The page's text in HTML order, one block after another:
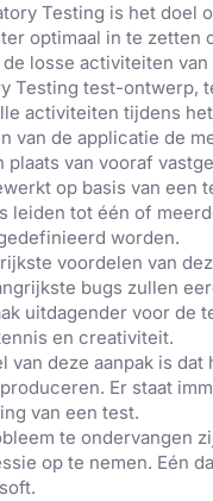
Testing is het doel
optimaal in te zetten
de losse activiteiten
Testing test-ontwerp,
activiteiten tijdens
van de applicatie de
plaats van vooraf
op basis van een
leiden tot één of
worden.
voordelen van
bugs zullen
uitdagender voor de
en creativiteit.
van deze aanpak is
Er staat
van een test.
te ondervangen
op te nemen. Eén